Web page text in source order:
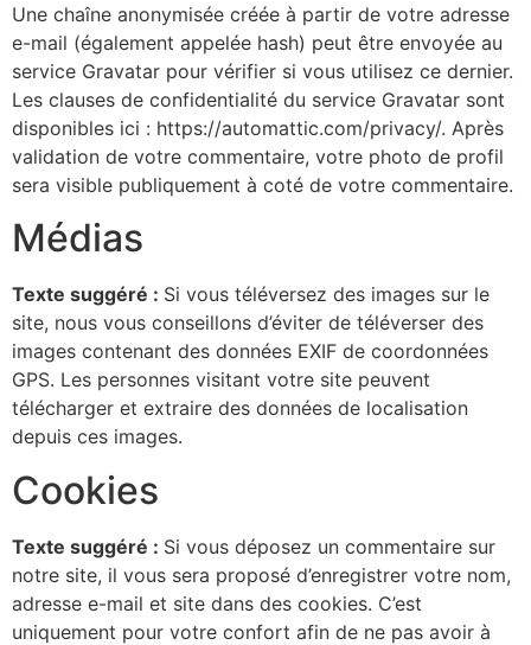
Une chaîne anonymisée créée à partir de votre adresse
e-mail (également appelée hash) peut être envoyée au
service Gravatar pour vérifier si vous utilisez ce dernier.
Les clauses de confidentialité du service Gravatar sont
disponibles ici : https://automattic.com/privacy/. Après
validation de votre commentaire, votre photo de profil
sera visible publiquement à coté de votre commentaire.
Médias
Texte suggéré : Si vous téléversez des images sur le
site, nous vous conseillons d’éviter de téléverser des
images contenant des données EXIF de coordonnées
GPS. Les personnes visitant votre site peuvent
télécharger et extraire des données de localisation
depuis ces images.
Cookies
Texte suggéré : Si vous déposez un commentaire sur
notre site, il vous sera proposé d’enregistrer votre nom,
adresse e-mail et site dans des cookies. C’est
uniquement pour votre confort afin de ne pas avoir à